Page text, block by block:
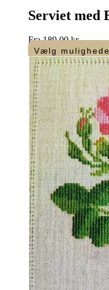
Serviet med
Fra189,00kr.
Vælg
Dette
vare
har
flere
varianter.
Mulighederne
kan
vælges
på
varesiden